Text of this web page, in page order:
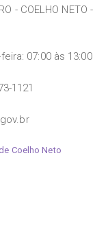
- COELHO NETO -
07:00 às 13:00
1121
Coelho Neto